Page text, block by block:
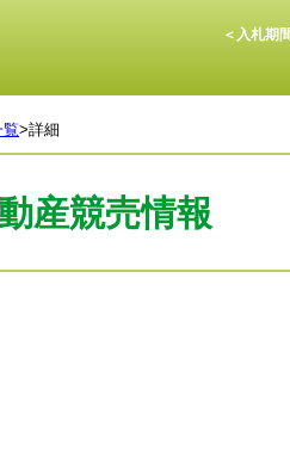
＜入札期
覧>詳細
産競売情報